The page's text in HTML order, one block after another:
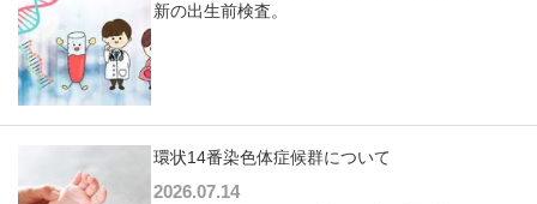
新の出生前検査。
環状14番染色体症候群について
2026.07.14